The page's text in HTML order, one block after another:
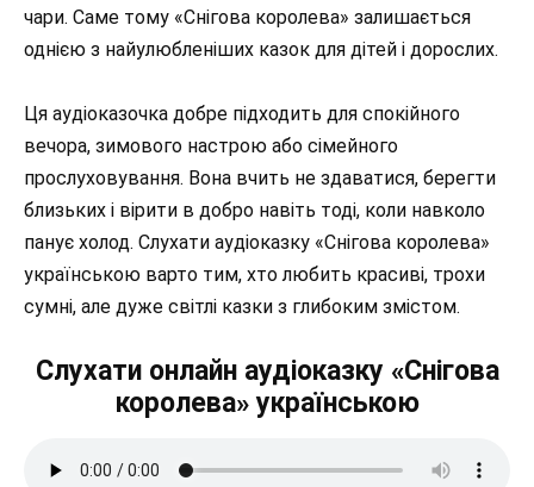
чари. Саме тому «Снігова королева» залишається
однією з найулюбленіших казок для дітей і дорослих.
Ця аудіоказочка добре підходить для спокійного
вечора, зимового настрою або сімейного
прослуховування. Вона вчить не здаватися, берегти
близьких і вірити в добро навіть тоді, коли навколо
панує холод. Слухати аудіоказку «Снігова королева»
українською варто тим, хто любить красиві, трохи
сумні, але дуже світлі казки з глибоким змістом.
Слухати онлайн аудіоказку «Снігова
королева» українською